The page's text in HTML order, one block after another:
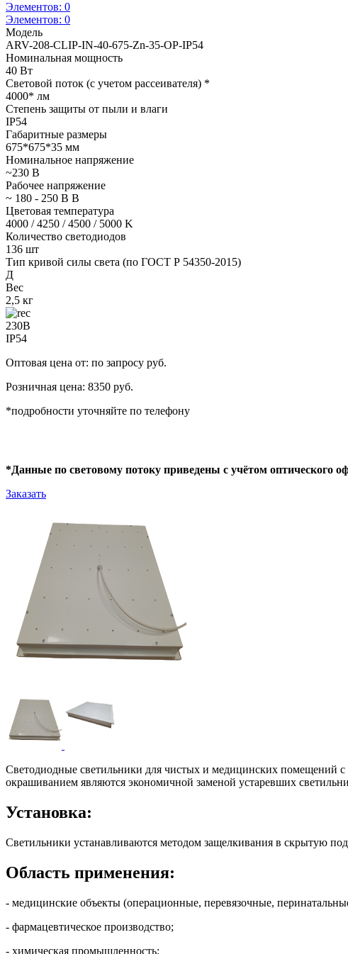
Элементов: 0
Элементов: 0
Модель
ARV-208-CLIP-IN-40-675-Zn-35-OP-IP54
Номинальная мощность
40 Вт
Световой поток (с учетом рассеивателя) *
4000* лм
Степень защиты от пыли и влаги
IP54
Габаритные размеры
675*675*35 мм
Номинальное напряжение
~230 В
Рабочее напряжение
~ 180 - 250 В В
Цветовая температура
4000 / 4250 / 4500 / 5000 K
Количество светодиодов
136 шт
Тип кривой силы света (по ГОСТ Р 54350-2015)
Д
Вес
2,5 кг
230В
IP54
Оптовая цена от: по запросу руб.
Розничная цена: 8350 руб.
*подробности уточняйте по телефону
*Данные по световому потоку приведены с учётом оптического
Заказать
Светодиодные светильники для чистых и медицинских помещений
окрашиванием являются экономичной заменой устаревших
Установка:
Светильники устанавливаются методом защелкивания в скрытую
Область применения:
- медицинские объекты (операционные, перевязочные,
- фармацевтическое производство;
- химическая промышленность;